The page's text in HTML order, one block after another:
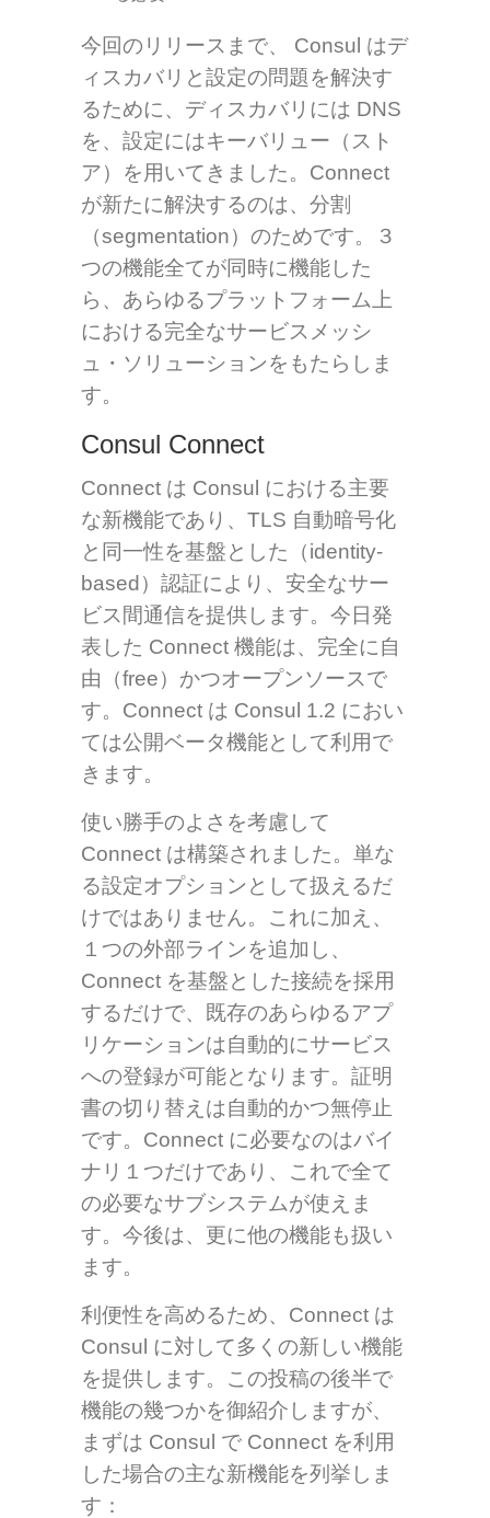
今回のリリースまで、 Consul はデ
ィスカバリと設定の問題を解決す
るために、ディスカバリには DNS
を、設定にはキーバリュー（スト
ア）を用いてきました。Connect
が新たに解決するのは、分割
（segmentation）のためです。３
つの機能全てが同時に機能した
ら、あらゆるプラットフォーム上
における完全なサービスメッシ
ュ・ソリューションをもたらしま
す。
Consul Connect
Connect は Consul における主要
な新機能であり、TLS 自動暗号化
と同一性を基盤とした（identity-
based）認証により、安全なサー
ビス間通信を提供します。今日発
表した Connect 機能は、完全に自
由（free）かつオープンソースで
す。Connect は Consul 1.2 におい
ては公開ベータ機能として利用で
きます。
使い勝手のよさを考慮して
Connect は構築されました。単な
る設定オプションとして扱えるだ
けではありません。これに加え、
１つの外部ラインを追加し、
Connect を基盤とした接続を採用
するだけで、既存のあらゆるアプ
リケーションは自動的にサービス
への登録が可能となります。証明
書の切り替えは自動的かつ無停止
です。Connect に必要なのはバイ
ナリ１つだけであり、これで全て
の必要なサブシステムが使えま
す。今後は、更に他の機能も扱い
ます。
利便性を高めるため、Connect は
Consul に対して多くの新しい機能
を提供します。この投稿の後半で
機能の幾つかを御紹介しますが、
まずは Consul で Connect を利用
した場合の主な新機能を列挙しま
す：